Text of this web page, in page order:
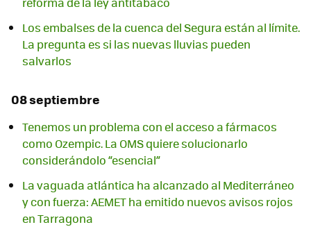
Los embalses de la cuenca del Segura están al límite.
La pregunta es si las nuevas lluvias pueden
salvarlos
08 septiembre
Tenemos un problema con el acceso a fármacos
como Ozempic. La OMS quiere solucionarlo
considerándolo “esencial”
La vaguada atlántica ha alcanzado al Mediterráneo
y con fuerza: AEMET ha emitido nuevos avisos rojos
en Tarragona